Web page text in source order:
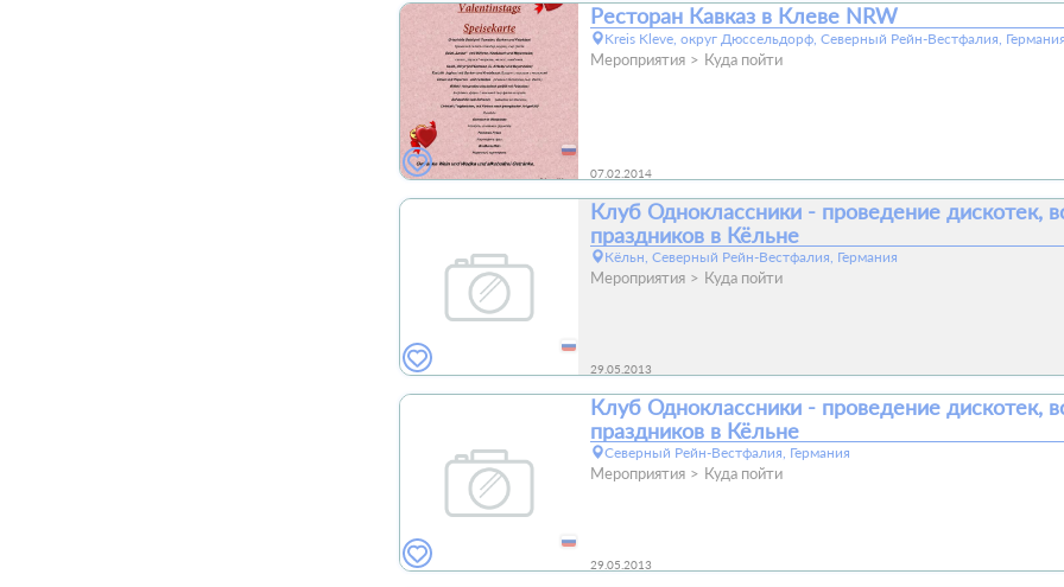
Ресторан Кавказ в Клеве NRW
Kreis Kleve, округ Дюссельдорф, Северный Рейн-Вестфалия, Германия
Мероприятия Куда пойти
07.02.2014
Клуб Одноклассники - проведение дискотек,
праздников в Кёльне
Кёльн, Северный Рейн-Вестфалия, Германия
Мероприятия Куда пойти
29.05.2013
Клуб Одноклассники - проведение дискотек,
праздников в Кёльне
Северный Рейн-Вестфалия, Германия
Мероприятия Куда пойти
29.05.2013